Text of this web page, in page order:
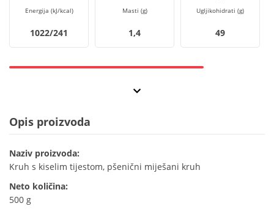
Energija (kJ/kcal)
1022/241
Masti (g)
1,4
Ugljikohidrati (g)
49
Opis proizvoda
Naziv proizvoda:
Kruh s kiselim tijestom, pšenični miješani kruh
Neto količina:
500 g